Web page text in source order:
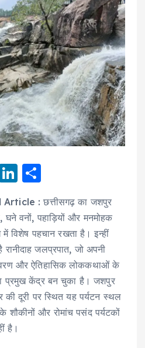
Li
n
k
e
d
I
n
a
re
: छत्तीसगढ़ का जशपुर
घने वनों, पहाड़ियों और मनमोहक
विशेष पहचान रखता है। इन्हीं
रानीदाह जलप्रपात, जो अपनी
और ऐतिहासिक लोककथाओं के
प्रमुख केंद्र बन चुका है। जशपुर
दूरी पर स्थित यह पर्यटन स्थल
शौकीनों और रोमांच पसंद पर्यटकों
है।